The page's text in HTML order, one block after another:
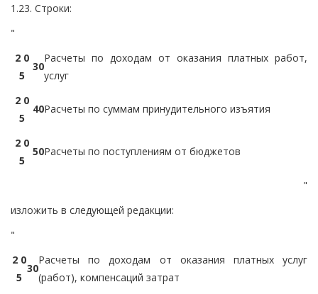
1.23. Строки:
"
2 0
5
30
Расчеты по доходам от оказания платных работ,
услуг
2 0
5
40Расчеты по суммам принудительного изъятия
2 0
5
50Расчеты по поступлениям от бюджетов
"
изложить в следующей редакции:
"
2 0
5
30
Расчеты по доходам от оказания платных услуг
(работ), компенсаций затрат